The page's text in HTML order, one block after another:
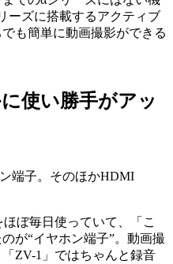
ーズに搭載するアクティブ
も簡単に動画撮影ができる
使い勝手がアッ
端子。そのほかHDMI
ぼ毎日使っていて、「こ
が“イヤホン端子”。動画撮
ZV-1」ではちゃんと録音